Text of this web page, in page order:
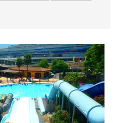
Hvor kan man bo
& Restauranter
og barer
spenning Strender